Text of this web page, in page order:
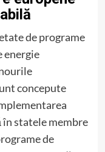
de programe
energie
concepute
în statele membre
de